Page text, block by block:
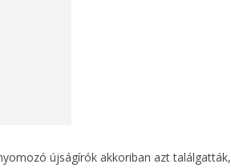
újságírók akkoriban azt találgatták,